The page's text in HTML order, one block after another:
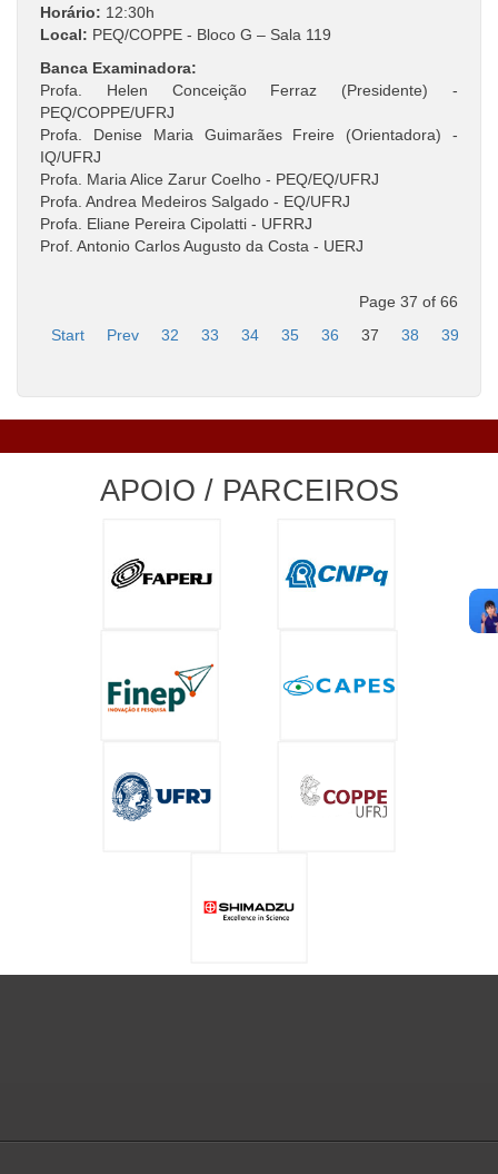
Horário: 12:30h
Local: PEQ/COPPE - Bloco G – Sala 119
Banca Examinadora:
Profa. Helen Conceição Ferraz (Presidente) -
PEQ/COPPE/UFRJ
Profa. Denise Maria Guimarães Freire (Orientadora) -
IQ/UFRJ
Profa. Maria Alice Zarur Coelho - PEQ/EQ/UFRJ
Profa. Andrea Medeiros Salgado - EQ/UFRJ
Profa. Eliane Pereira Cipolatti - UFRRJ
Prof. Antonio Carlos Augusto da Costa - UERJ
Page 37 of 66
Start
Prev 32 33 34 35 36 37 38 39
APOIO / PARCEIROS